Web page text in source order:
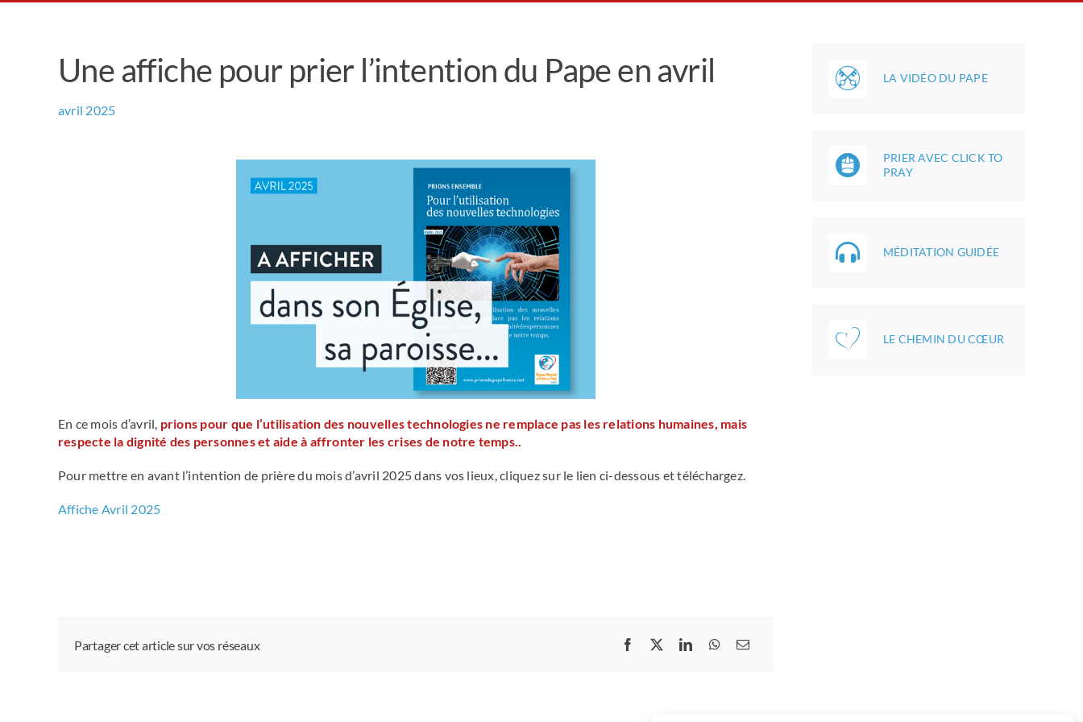
Une affiche pour prier l’intention du Pape en avril
avril 2025
En ce mois d’avril, prions pour que l’utilisation des nouvelles technologies ne remplace pas les relations humaines, mais
respecte la dignité des personnes et aide à affronter les crises de notre temps..
Pour mettre en avant l’intention de prière du mois d’avril 2025 dans vos lieux, cliquez sur le lien ci-dessous et téléchargez.
Affiche Avril 2025
Partager cet article sur vos réseaux
LA VIDÉO DU PAPE
PRIER AVEC CLICK TO
PRAY
MÉDITATION GUIDÉE
LE CHEMIN DU CŒUR